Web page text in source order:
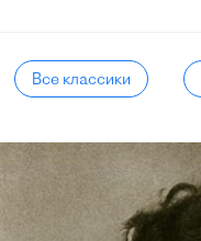
Все классики